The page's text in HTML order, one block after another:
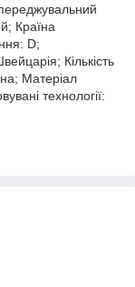
Країна
D;
Кількість
Матеріал
технології: